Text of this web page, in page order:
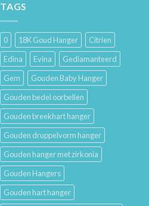
TAGS
0 18K Goud Hanger
Citrien
Edina
Evina
Gediamanteerd
Gem
Gouden Baby Hanger
Gouden bedel oorbellen
Gouden breekhart hanger
Gouden druppelvorm hanger
Gouden hanger met zirkonia
Gouden Hangers
Gouden hart hanger